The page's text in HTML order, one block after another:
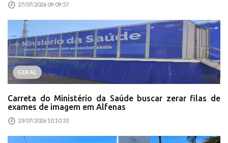
27/07/2026 09:09:57
GERAL
Carreta do Ministério da Saúde buscar zerar filas de
exames de imagem em Alfenas
23/07/2026 10:10:33